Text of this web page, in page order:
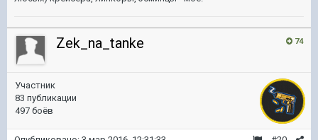
74
Zek_na_tanke
Участник
83 публикации
497 боёв